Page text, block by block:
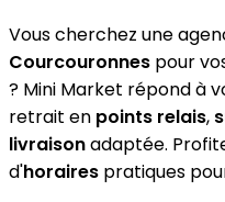
Vous cherchez une
Courcouronnes pour
? Mini Market répond à
retrait en points relais,
livraisonadaptée.
d'horaires pratiques